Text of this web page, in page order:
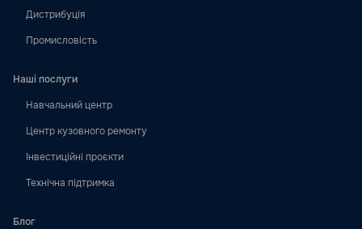
Дистрибуція
Промисловість
Наші послуги
Навчальний центр
Центр кузовного ремонту
Інвестиційні проєкти
Технічна підтримка
Блог